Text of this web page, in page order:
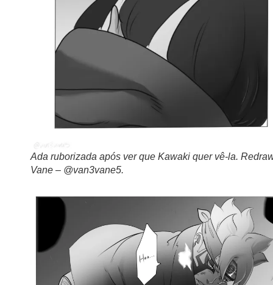
Ada ruborizada após ver que Kawaki quer vê-la.
Vane – @van3vane5.